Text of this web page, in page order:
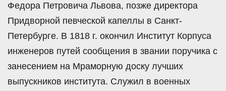
Федора Петровича Львова, позже директора
Придворной певческой капеллы в Санкт-
Петербурге. В 1818 г. окончил Институт Корпуса
инженеров путей сообщения в звании поручика с
занесением на Мраморную доску лучших
выпускников института. Служил в военных